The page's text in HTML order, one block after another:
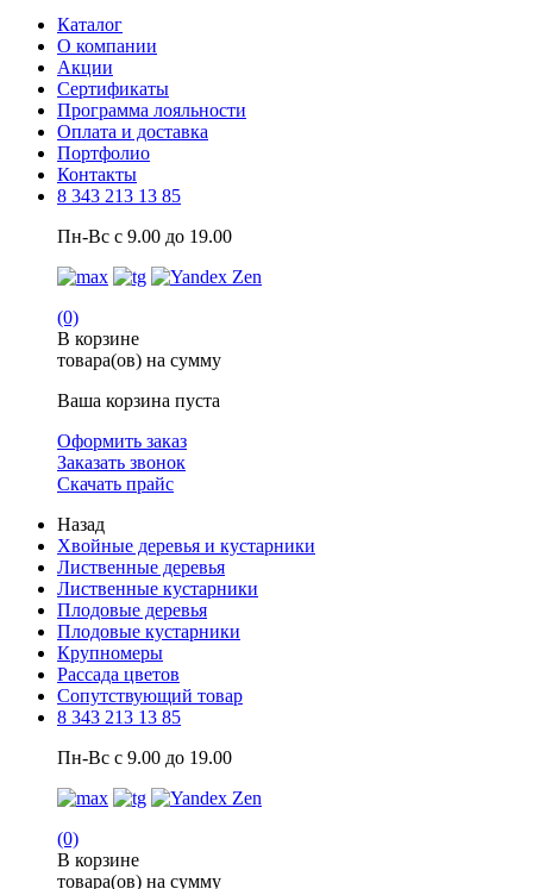
Каталог
О компании
Акции
Сертификаты
Программа лояльности
Оплата и доставка
Портфолио
Контакты
8 343 213 13 85
Пн-Вс с 9.00 до 19.00
(0)
В корзине
товара(ов) на сумму
Ваша корзина пуста
Оформить заказ
Заказать звонок
Скачать прайс
Назад
Хвойные деревья и кустарники
Лиственные деревья
Лиственные кустарники
Плодовые деревья
Плодовые кустарники
Крупномеры
Рассада цветов
Сопутствующий товар
8 343 213 13 85
Пн-Вс с 9.00 до 19.00
(0)
В корзине
товара(ов) на сумму